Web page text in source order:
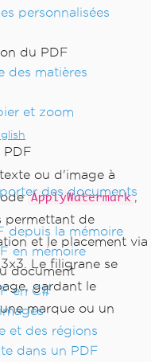
personnalisées
du PDF
des matières
et zoom
PDF
des documents
depuis la mémoire
en mémoire
document
en C#
et des régions
dans un PDF
ou d'image à
ApplyWatermark ,
permettant de
et le placement via
Le filigrane se
gardant le
marque ou un